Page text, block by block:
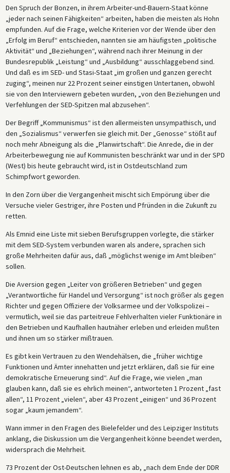
Den Spruch der Bonzen, in ihrem Arbeiter-und-Bauern-Staat könne
„jeder nach seinen Fähigkeiten“ arbeiten, haben die meisten als Hohn
empfunden. Auf die Frage, welche Kriterien vor der Wende über den
„Erfolg im Beruf“ entschieden, nannten sie am häufigsten „politische
Aktivität“ und „Beziehungen“, während nach ihrer Meinung in der
Bundesrepublik „Leistung“ und „Ausbildung“ ausschlaggebend sind.
Und daß es im SED- und Stasi-Staat „im großen und ganzen gerecht
zuging“, meinen nur 22 Prozent seiner einstigen Untertanen, obwohl
sie von den Interviewern gebeten wurden, „von den Beziehungen und
Verfehlungen der SED-Spitzen mal abzusehen“.
Der Begriff „Kommunismus“ ist den allermeisten unsympathisch, und
den „Sozialismus“ verwerfen sie gleich mit. Der „Genosse“ stößt auf
noch mehr Abneigung als die „Planwirtschaft“. Die Anrede, die in der
Arbeiterbewegung nie auf Kommunisten beschränkt war und in der SPD
(West) bis heute gebraucht wird, ist in Ostdeutschland zum
Schimpfwort geworden.
In den Zorn über die Vergangenheit mischt sich Empörung über die
Versuche vieler Gestriger, ihre Posten und Pfründen in die Zukunft zu
retten.
Als Emnid eine Liste mit sieben Berufsgruppen vorlegte, die stärker
mit dem SED-System verbunden waren als andere, sprachen sich
große Mehrheiten dafür aus, daß „möglichst wenige im Amt bleiben“
sollen.
Die Aversion gegen „Leiter von größeren Betrieben“ und gegen
„Verantwortliche für Handel und Versorgung“ ist noch größer als gegen
Richter und gegen Offiziere der Volksarmee und der Volkspolizei –
vermutlich, weil sie das parteitreue Fehlverhalten vieler Funktionäre in
den Betrieben und Kaufhallen hautnäher erleben und erleiden mußten
und ihnen um so stärker mißtrauen.
Es gibt kein Vertrauen zu den Wendehälsen, die „früher wichtige
Funktionen und Ämter innehatten und jetzt erklären, daß sie für eine
demokratische Erneuerung sind“. Auf die Frage, wie vielen „man
glauben kann, daß sie es ehrlich meinen“, antworteten 1 Prozent „fast
allen“, 11 Prozent „vielen“, aber 43 Prozent „einigen“ und 36 Prozent
sogar „kaum jemandem“.
Wann immer in den Fragen des Bielefelder und des Leipziger Instituts
anklang, die Diskussion um die Vergangenheit könne beendet werden,
widersprach die Mehrheit.
73 Prozent der Ost-Deutschen lehnen es ab, „nach dem Ende der DDR